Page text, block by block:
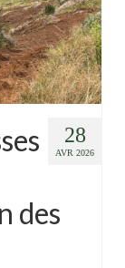
28
AVR 2026
des